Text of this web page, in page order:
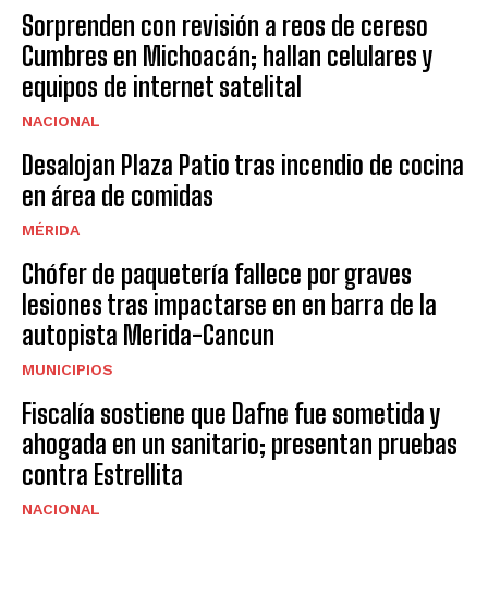
Sorprenden con revisión a reos de cereso
Cumbres en Michoacán; hallan celulares y
equipos de internet satelital
NACIONAL
Desalojan Plaza Patio tras incendio de cocina
en área de comidas
MÉRIDA
Chófer de paquetería fallece por graves
lesiones tras impactarse en en barra de la
autopista Merida-Cancun
MUNICIPIOS
Fiscalía sostiene que Dafne fue sometida y
ahogada en un sanitario; presentan pruebas
contra Estrellita
NACIONAL